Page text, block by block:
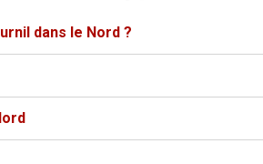
dans le Nord ?